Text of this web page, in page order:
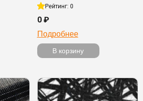
Рейтинг: 0
0 ₽
Подробнее
В корзину